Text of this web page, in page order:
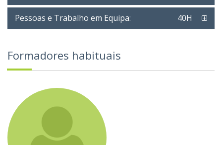
Pessoas e Trabalho em Equipa: 40H
Formadores habituais